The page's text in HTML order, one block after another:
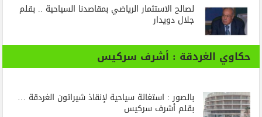
لصالح الاستثمار الرياضي بمقاصدنا السياحية .. بقلم
جلال دويدار
حكاوي الغردقة : أشرف سركيس
بالصور : استغاثة سياحية لإنقاذ شيراتون الغردقة …
بقلم أشرف سركيس